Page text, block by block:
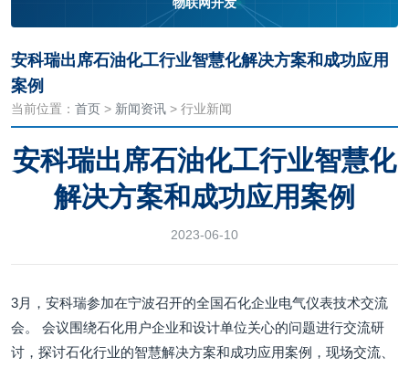
安科瑞出席石油化工行业智慧化解决方案和成功应用
案例
当前位置： 首页 > 新闻资讯 > 行业新闻
安科瑞出席石油化工行业智慧化
解决方案和成功应用案例
2023-06-10
3月，安科瑞参加在宁波召开的全国石化企业电气仪表技术交流
会。 会议围绕石化用户企业和设计单位关心的问题进行交流研
讨，探讨石化行业的智慧解决方案和成功应用案例，现场交流、